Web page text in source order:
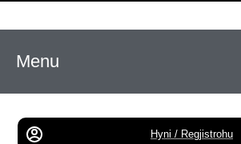
Menu
Hyni / Regjistrohu